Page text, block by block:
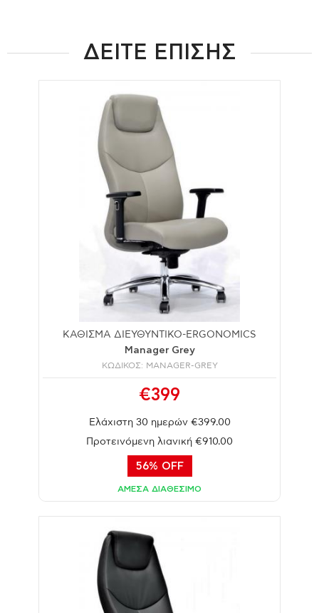
ΔΕΙΤΕ ΕΠΙΣΗΣ
ΚΑΘΙΣΜΑ ΔΙΕΥΘΥΝΤΙΚΟ-ERGONOMICS
Manager Grey
ΚΩΔΙΚΟΣ: MANAGER-GREY
€399
Ελάχιστη 30 ημερών €399.00
Προτεινόμενη λιανική €910.00
56% OFF
ΑΜΕΣΑ ΔΙΑΘΕΣΙΜΟ